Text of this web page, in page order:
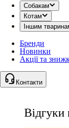
Собакам
Котам
Іншим
Бренди
Новинки
Акції та
Контакти
Відгуки